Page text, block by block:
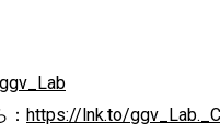
https://lnk.to/